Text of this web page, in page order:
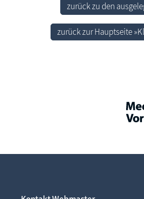
zurück zu den
zurück zur Hauptseite